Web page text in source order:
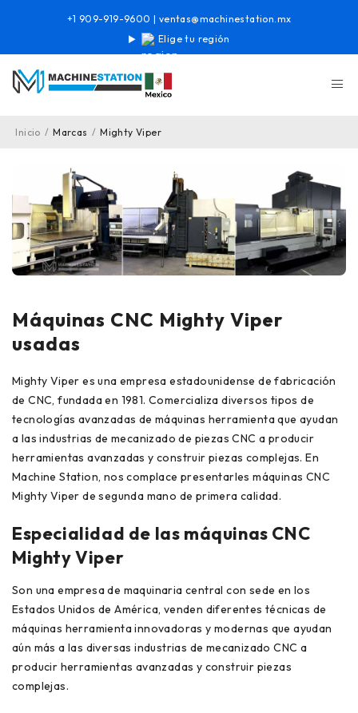
Elige tu región
+1 909-919-9600 | ventas@machinestation.mx
Inicio / Marcas / Mighty Viper
Máquinas CNC Mighty Viper
usadas
Mighty Viper es una empresa estadounidense de fabricación
de CNC, fundada en 1981. Comercializa diversos tipos de
tecnologías avanzadas de máquinas herramienta que ayudan
a las industrias de mecanizado de piezas CNC a producir
herramientas avanzadas y construir piezas complejas. En
Machine Station, nos complace presentarles máquinas CNC
Mighty Viper de segunda mano de primera calidad.
Especialidad de las máquinas CNC
Mighty Viper
Son una empresa de maquinaria central con sede en los
Estados Unidos de América, venden diferentes técnicas de
máquinas herramienta innovadoras y modernas que ayudan
aún más a las diversas industrias de mecanizado CNC a
producir herramientas avanzadas y construir piezas
complejas.